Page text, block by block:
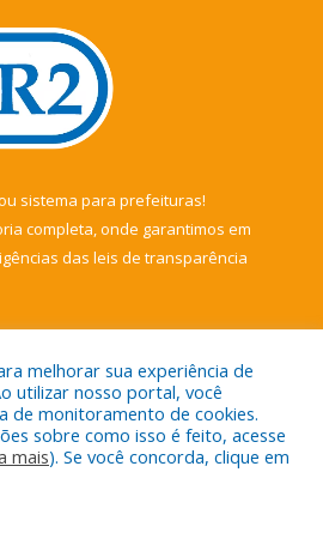
sistema para prefeituras!
completa, onde garantimos em
das leis de transparência
a Câmara Municipal de Muaná.
Área Administrativa
melhorar sua experiência de
utilizar nosso portal, você
de monitoramento de cookies.
sobre como isso é feito, acesse
mais). Se você concorda, clique em